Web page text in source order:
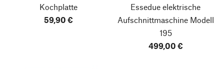
Kochplatte
59,90 €
Essedue elektrische
Aufschnittmaschine Modell
195
499,00 €